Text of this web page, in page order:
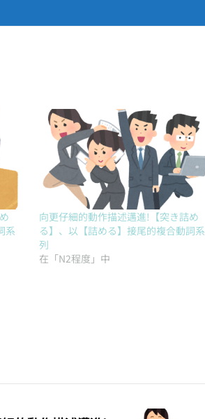
系
向更仔細的動作描述邁進!【突き詰め
る】、以【詰める】接尾的複合動詞系
列
在「N2程度」中